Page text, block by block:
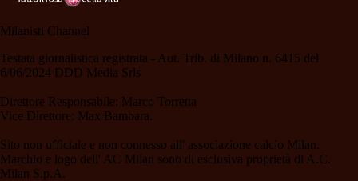
Milanisti Channel
Testata giornalistica registrata - Aut. Trib. di Milano n. 6415 del
6/06/2024 DDD Media Srls
Direttore Responsabile: Marco Torretta
Vice Direttore: Max Bambara.
Sito non ufficiale e non connesso all' associazione calcio Milan.
Marchio e logo dell' AC Milan sono di esclusiva proprietà di A.C.
Milan S.p.A.